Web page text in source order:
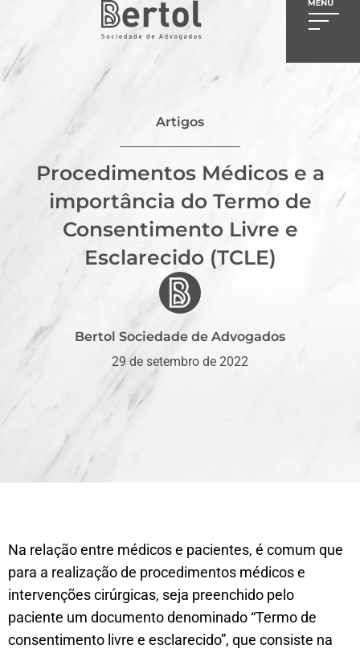
Artigos
Procedimentos Médicos e a
importância do Termo de
Consentimento Livre e
Esclarecido (TCLE)
Bertol Sociedade de Advogados
29 de setembro de 2022
Na relação entre médicos e pacientes, é comum que
para a realização de procedimentos médicos e
intervenções cirúrgicas, seja preenchido pelo
paciente um documento denominado “Termo de
consentimento livre e esclarecido”, que consiste na